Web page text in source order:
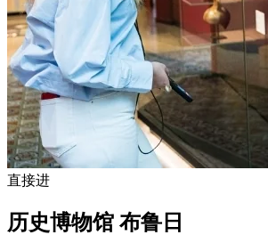
直接进
历史博物馆 布鲁日